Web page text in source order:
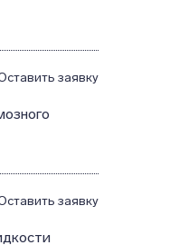
заявку
заявку